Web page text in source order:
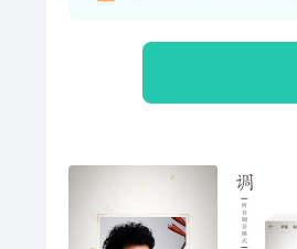
三十
琶技
器，提
文)、
成。